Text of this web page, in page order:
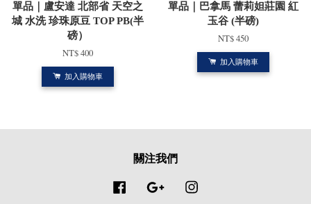
單品｜盧安達 北部省 天空之
城 水洗 珍珠原豆 TOP PB(半
磅）
NT$ 400
加入購物車
單品｜巴拿馬 蕾莉妲莊園 紅
玉谷 (半磅)
NT$ 450
加入購物車
關注我們
Facebook Google